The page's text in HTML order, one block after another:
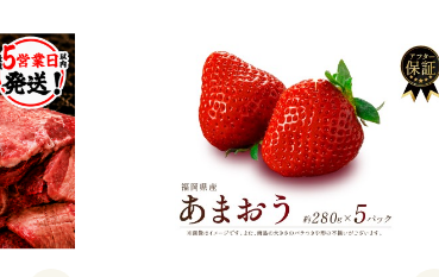
セムマーケティング